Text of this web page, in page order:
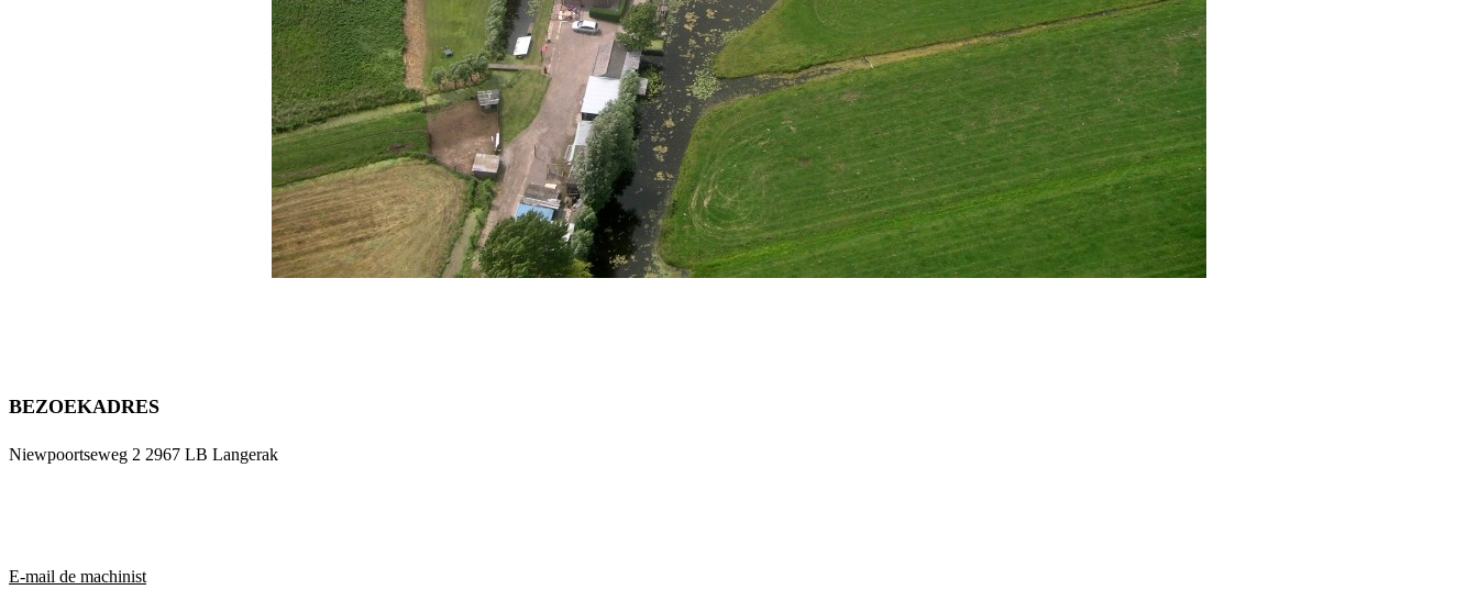
BEZOEKADRES
Niewpoortseweg 2 2967 LB Langerak
E-mail de machinist